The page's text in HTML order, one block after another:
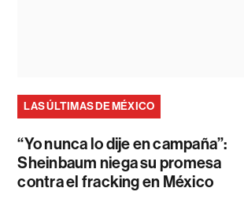
LAS ÚLTIMAS DE MÉXICO
“Yo nunca lo dije en campaña”:
Sheinbaum niega su promesa
contra el fracking en México